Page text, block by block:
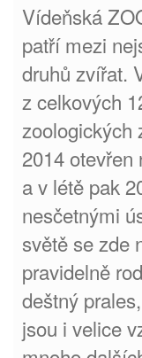
Vídeňská
patří mezi
druhů zvířat.
z celkových
zoologických
2014
a v létě pak
nesčetnými
světě se zde
pravidelně
deštný
jsou i velice